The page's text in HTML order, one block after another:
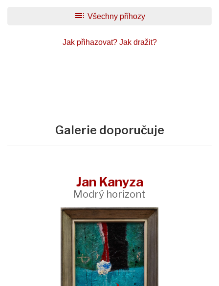
toc Všechny příhozy
Jak přihazovat? Jak dražit?
Galerie doporučuje
Jan Kanyza
Modrý horizont